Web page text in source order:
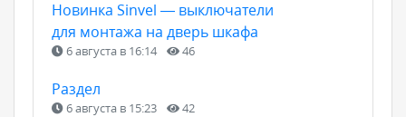
Новинка Sinvel — выключатели
для монтажа на дверь шкафа
6 августа в 16:14 46
Раздел
6 августа в 15:23 42